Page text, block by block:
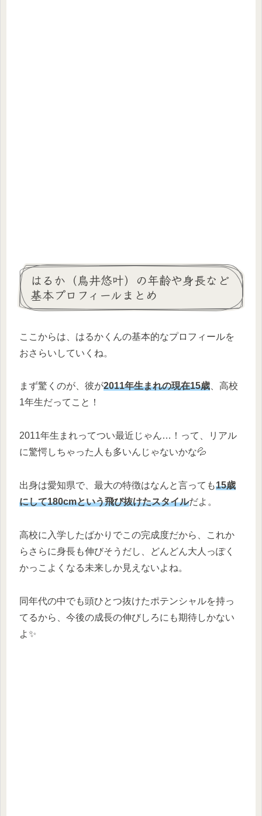
はるか（鳥井悠叶）の年齢や身長など
基本プロフィールまとめ
ここからは、はるかくんの基本的なプロフィールを
おさらいしていくね。
まず驚くのが、彼が2011年生まれの現在15歳、高校
1年生だってこと！
2011年生まれってつい最近じゃん…！って、リアル
に驚愕しちゃった人も多いんじゃないかな💦
出身は愛知県で、最大の特徴はなんと言っても15歳
にして180cmという飛び抜けたスタイルだよ。
高校に入学したばかりでこの完成度だから、これか
らさらに身長も伸びそうだし、どんどん大人っぽく
かっこよくなる未来しか見えないよね。
同年代の中でも頭ひとつ抜けたポテンシャルを持っ
てるから、今後の成長の伸びしろにも期待しかない
よ✨